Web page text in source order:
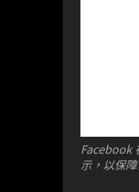
Facebook
示，以保